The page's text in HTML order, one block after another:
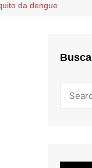
da dengue
Busca